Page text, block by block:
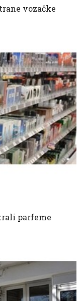
vozačke
parfeme